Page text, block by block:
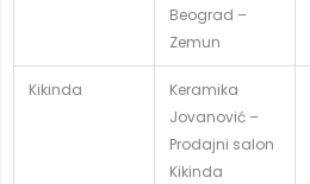
Beograd –
Zemun
Kikinda
Keramika
Jovanović –
Prodajni salon
Kikinda